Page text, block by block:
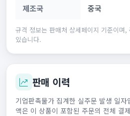
제조국 중국
규격 정보는 판매처 상세페이지 기준이며
있습니다.
판매 이력
기업판촉물가 집계한 실주문 발생 일
액은 이 상품이 포함된 주문의 전체 결